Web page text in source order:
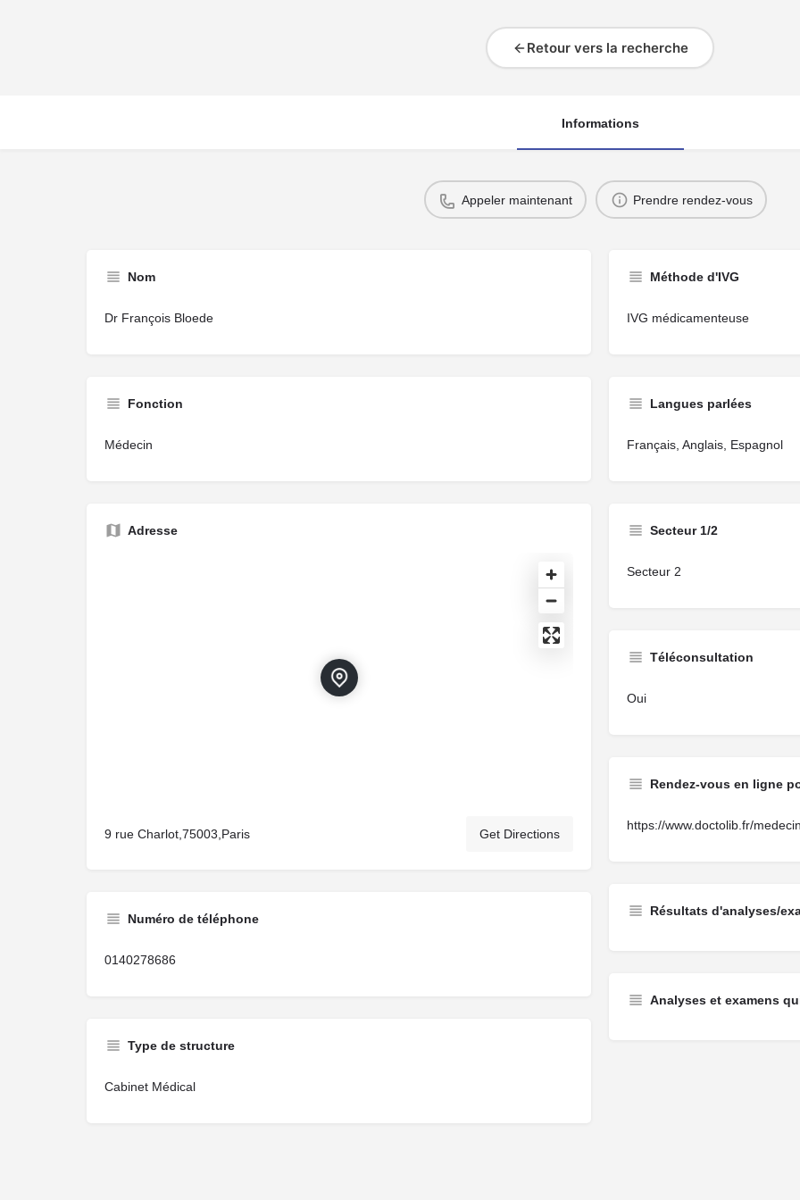
Retour vers la recherche
Informations
Appeler maintenant Prendre rendez-vous
Nom
Dr François Bloede
Fonction
Médecin
Adresse
9 rue Charlot,75003,Paris Get Directions
Numéro de téléphone
0140278686
Type de structure
Cabinet Médical
Méthode d'IVG
IVG médicamenteuse
Langues parlées
Français, Anglais, Espagnol
Secteur 1/2
Secteur 2
Téléconsultation
Oui
Rendez-vous en ligne
https://www.doctolib.fr/
Résultats d'analyses/
Analyses et examens